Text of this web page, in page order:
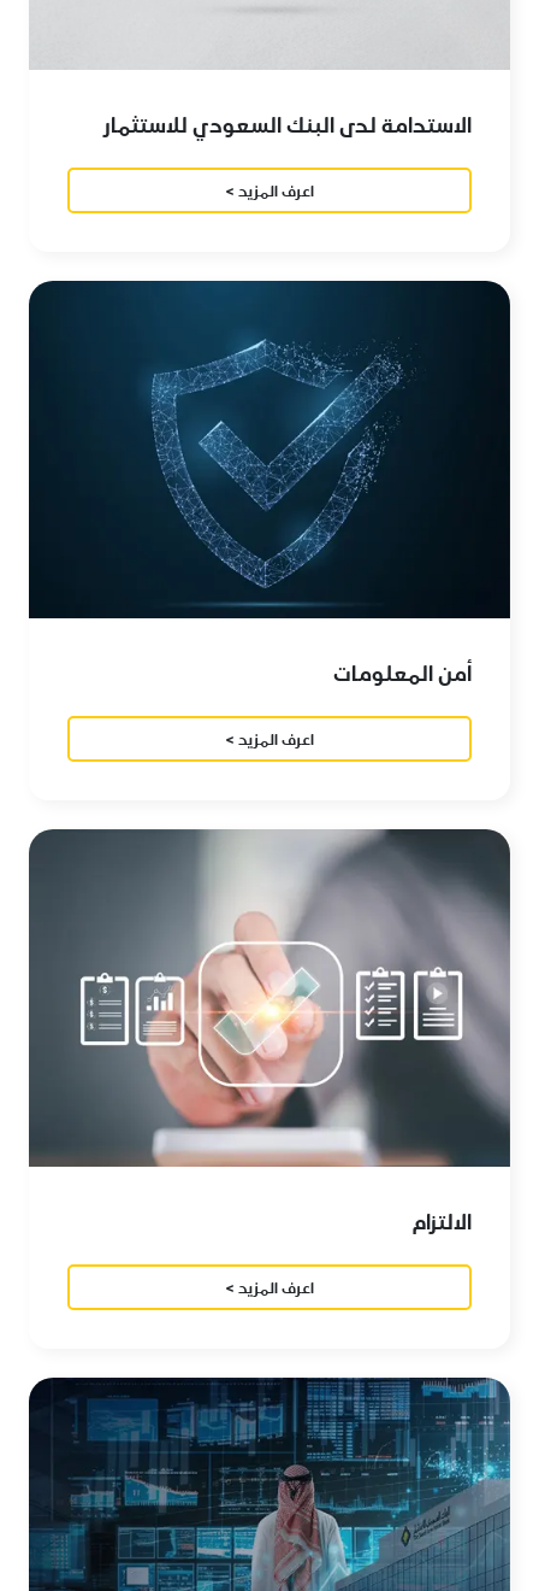
الاستدامة لدى البنك السعودي للاستثمار
اعرف المزيد >
أمن المعلومات
اعرف المزيد >
الالتزام
اعرف المزيد >